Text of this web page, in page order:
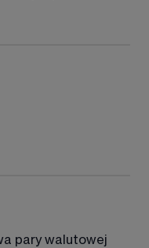
pary walutowej